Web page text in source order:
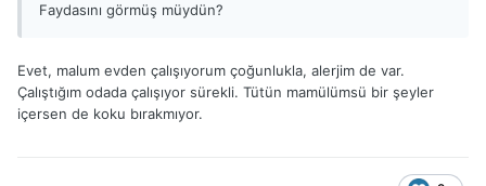
Faydasını görmüş müydün?
Evet, malum evden çalışıyorum çoğunlukla, alerjim de var.
Çalıştığım odada çalışıyor sürekli. Tütün mamülümsü bir şeyler
içersen de koku bırakmıyor.